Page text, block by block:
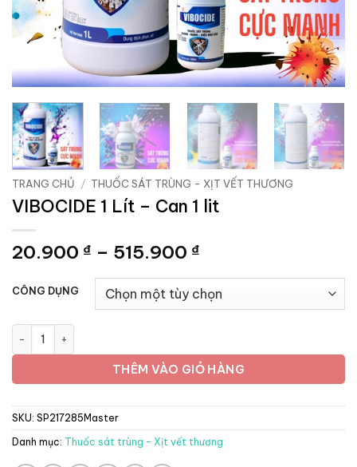
TRANG CHỦ / THUỐC SÁT TRÙNG - XỊT VẾT THƯƠNG
VIBOCIDE 1 Lít – Can 1 lit
20.900 ₫ – 515.900 ₫
từ
20.900 ₫
CÔNG DỤNG
VIBOCIDE 1 Lít - Can 1 lit số lượng
THÊM VÀO GIỎ HÀNG
SKU: SP217285Master
Danh mục: Thuốc sát trùng - Xịt vết thương